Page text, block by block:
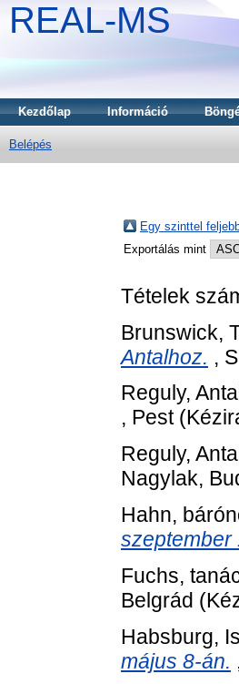
REAL-MS
Kezdőlap Információ
Belépés
Egy szinttel
Exportálás mint
Tételek
Brunswick,
Antalhoz. ,
Reguly, Antal
, Pest
Reguly, Antal
Nagylak,
Hahn,
szeptember
Fuchs,
Belgrád
Habsburg,
május 8-án.